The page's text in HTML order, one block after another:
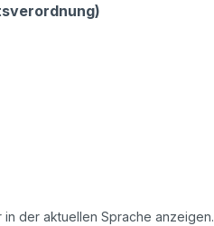
in der aktuellen Sprache anzeigen.